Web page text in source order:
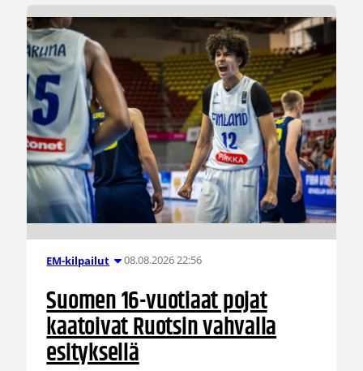
EM-kilpailut 08.08.2026 22:56
Suomen 16-vuotiaat pojat
kaatoivat Ruotsin vahvalla
esityksellä